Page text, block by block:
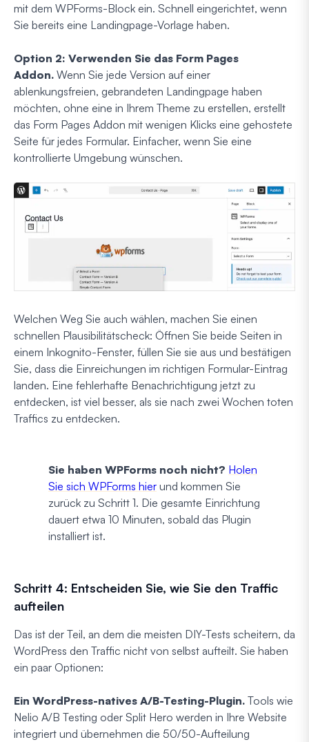
mit dem WPForms-Block ein. Schnell eingerichtet, wenn
Sie bereits eine Landingpage-Vorlage haben.
Option 2: Verwenden Sie das Form Pages
Addon. Wenn Sie jede Version auf einer
ablenkungsfreien, gebrandeten Landingpage haben
möchten, ohne eine in Ihrem Theme zu erstellen, erstellt
das Form Pages Addon mit wenigen Klicks eine gehostete
Seite für jedes Formular. Einfacher, wenn Sie eine
kontrollierte Umgebung wünschen.
Welchen Weg Sie auch wählen, machen Sie einen
schnellen Plausibilitätscheck: Öffnen Sie beide Seiten in
einem Inkognito-Fenster, füllen Sie sie aus und bestätigen
Sie, dass die Einreichungen im richtigen Formular-Eintrag
landen. Eine fehlerhafte Benachrichtigung jetzt zu
entdecken, ist viel besser, als sie nach zwei Wochen toten
Traffics zu entdecken.
Sie haben WPForms noch nicht? Holen
Sie sich WPForms hier und kommen Sie
zurück zu Schritt 1. Die gesamte Einrichtung
dauert etwa 10 Minuten, sobald das Plugin
installiert ist.
Schritt 4: Entscheiden Sie, wie Sie den Traffic
aufteilen
Das ist der Teil, an dem die meisten DIY-Tests scheitern, da
WordPress den Traffic nicht von selbst aufteilt. Sie haben
ein paar Optionen:
Ein WordPress-natives A/B-Testing-Plugin. Tools wie
Nelio A/B Testing oder Split Hero werden in Ihre Website
integriert und übernehmen die 50/50-Aufteilung